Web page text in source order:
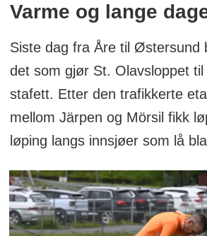
Varme og lange
Siste dag fra Åre til Østersund
det som gjør St. Olavsloppet til
stafett. Etter den trafikkerte
mellom Järpen og Mörsil fikk
løping langs innsjøer som lå